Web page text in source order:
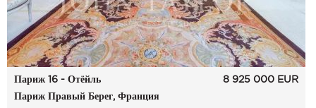
Париж 16 - Отёйль
Париж Правый Берег, Франция
8 925 000 EUR